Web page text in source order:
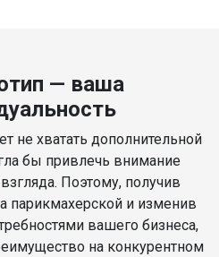
— ваша
не хватать дополнительной
бы привлечь внимание
Поэтому, получив
парикмахерской и изменив
вашего бизнеса,
на конкурентном